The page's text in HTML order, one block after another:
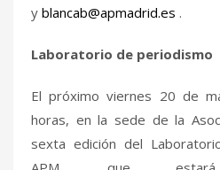
y blancab@apmadrid.es .
Laboratorio de periodismo
El próximo viernes 20 de
horas, en la sede de la
sexta edición del